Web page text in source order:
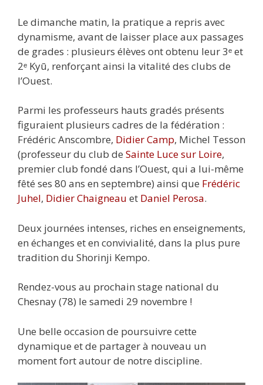
Le dimanche matin, la pratique a repris avec
dynamisme, avant de laisser place aux passages
de grades : plusieurs élèves ont obtenu leur 3ᵉ et
2ᵉ Kyū, renforçant ainsi la vitalité des clubs de
l’Ouest.
Parmi les professeurs hauts gradés présents
figuraient plusieurs cadres de la fédération :
Frédéric Anscombre, Didier Camp, Michel Tesson
(professeur du club de Sainte Luce sur Loire,
premier club fondé dans l’Ouest, qui a lui-même
fêté ses 80 ans en septembre) ainsi que Frédéric
Juhel, Didier Chaigneau et Daniel Perosa.
Deux journées intenses, riches en enseignements,
en échanges et en convivialité, dans la plus pure
tradition du Shorinji Kempo.
Rendez-vous au prochain stage national du
Chesnay (78) le samedi 29 novembre !
Une belle occasion de poursuivre cette
dynamique et de partager à nouveau un
moment fort autour de notre discipline.